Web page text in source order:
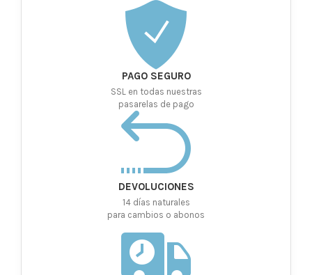
PAGO SEGURO
SSL en todas nuestras
pasarelas de pago
DEVOLUCIONES
14 días naturales
para cambios o abonos